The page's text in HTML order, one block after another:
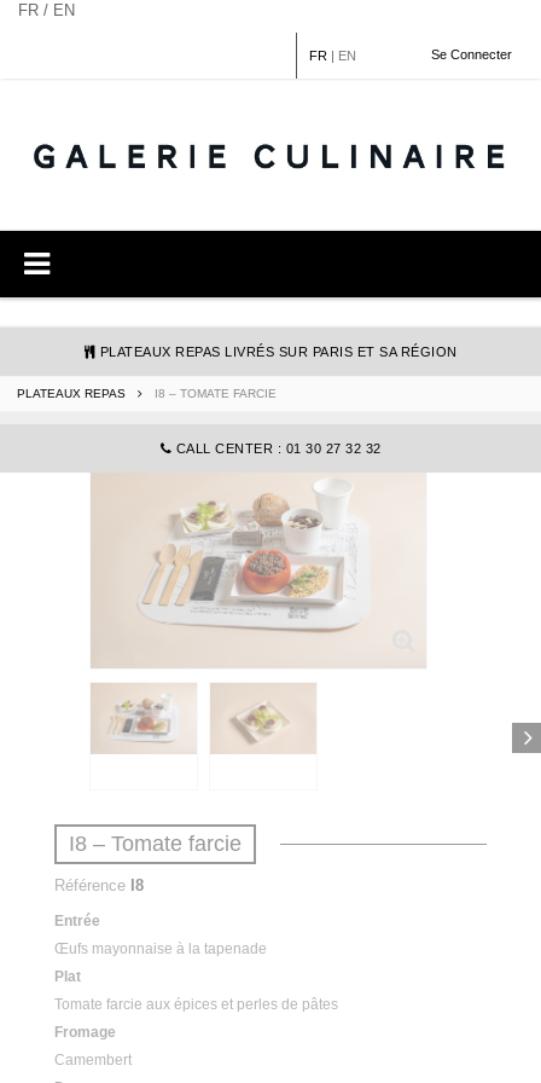
FR / EN
Se Connecter
FR| EN
PLATEAUX REPAS LIVRÉS SUR PARIS ET SA RÉGION
COMMANDE@GALERIECULINAIRE.FR
CALL CENTER : 01 30 27 32 32
PLATEAUX REPAS I8 – TOMATE FARCIE
I8 – Tomate farcie
Référence I8
Entrée
Œufs mayonnaise à la tapenade
Plat
Tomate farcie aux épices et perles de pâtes
Fromage
Camembert
Panneau de gestion des cookies